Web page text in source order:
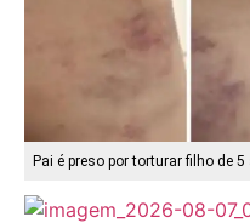
Pai é preso por torturar filho de